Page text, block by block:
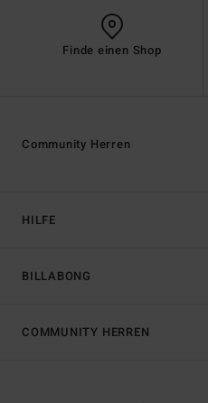
Finde einen Shop
HILFE
BILLABONG
Community Herren
COMMUNITY HERREN